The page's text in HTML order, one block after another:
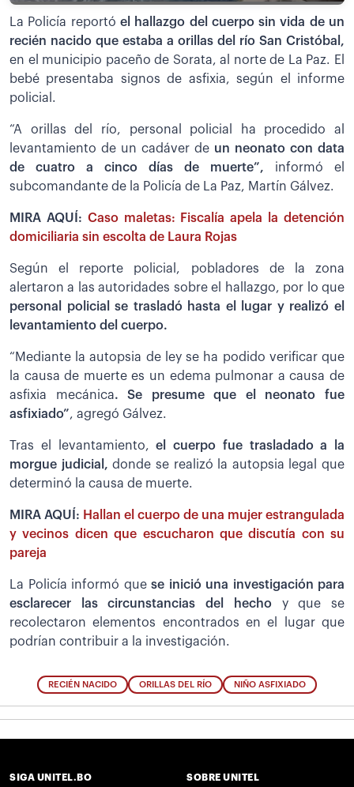
La Policía reportó el hallazgo del cuerpo sin vida de un
recién nacido que estaba a orillas del río San Cristóbal,
en el municipio paceño de Sorata, al norte de La Paz. El
bebé presentaba signos de asfixia, según el informe
policial.
“A orillas del río, personal policial ha procedido al
levantamiento de un cadáver de un neonato con data
de cuatro a cinco días de muerte”, informó el
subcomandante de la Policía de La Paz, Martín Gálvez.
MIRA AQUÍ: Caso maletas: Fiscalía apela la detención
domiciliaria sin escolta de Laura Rojas
Según el reporte policial, pobladores de la zona
alertaron a las autoridades sobre el hallazgo, por lo que
personal policial se trasladó hasta el lugar y realizó el
levantamiento del cuerpo.
“Mediante la autopsia de ley se ha podido verificar que
la causa de muerte es un edema pulmonar a causa de
asfixia mecánica. Se presume que el neonato fue
asfixiado”, agregó Gálvez.
Tras el levantamiento,el cuerpo fue trasladado a la
morgue judicial, donde se realizó la autopsia legal que
determinó la causa de muerte.
MIRA AQUÍ: Hallan el cuerpo de una mujer estrangulada
y vecinos dicen que escucharon que discutía con su
pareja
La Policía informó que se inició una investigación para
esclarecer las circunstancias del hechoy que se
recolectaron elementos encontrados en el lugar que
podrían contribuir a la investigación.
RECIÉN NACIDO ORILLAS DEL RÍO NIÑO ASFIXIADO
SIGA UNITEL.BO SOBRE UNITEL